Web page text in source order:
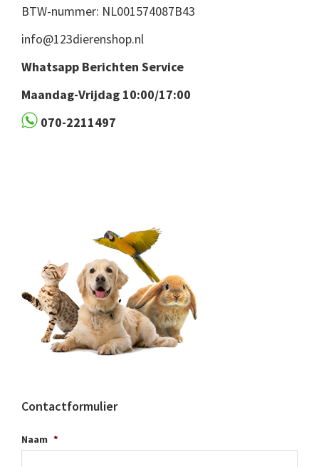
BTW-nummer: NL001574087B43
info@123dierenshop.nl
Whatsapp Berichten Service
Maandag-Vrijdag 10:00/17:00
070-2211497
Contactformulier
Naam *